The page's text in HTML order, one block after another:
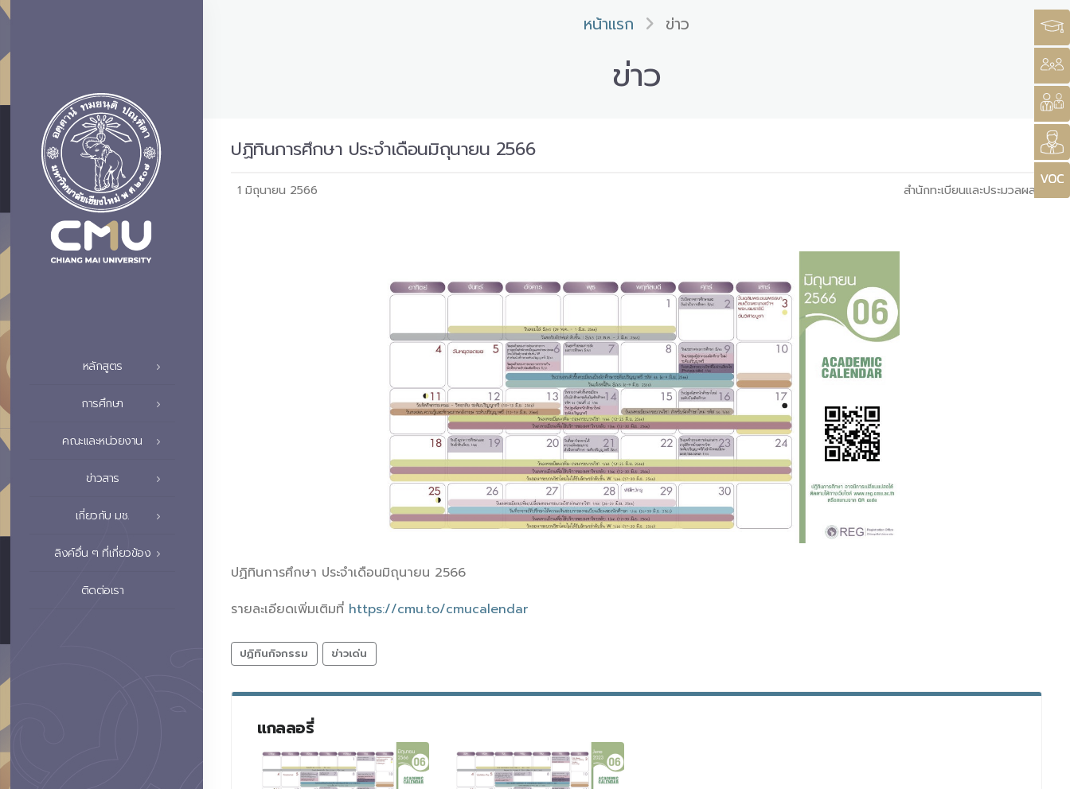
หลักสูตร
การศึกษา
คณะและหน่วยงาน
ข่าวสาร
เกี่ยวกับ มช.
ลิงค์อื่น ๆ ที่เกี่ยวข้อง
ติดต่อเรา
หน้าแรก ข่าว
ข่าว
ปฏิทินการศึกษา ประจำเดือนมิถุนายน 2566
1 มิถุนายน 2566 สำนักทะเบียนและประมวลผล
ปฏิทินการศึกษา ประจำเดือนมิถุนายน 2566
รายละเอียดเพิ่มเติมที่ https://cmu.to/cmucalendar
ปฏิทินกิจกรรม ข่าวเด่น
แกลลอรี่